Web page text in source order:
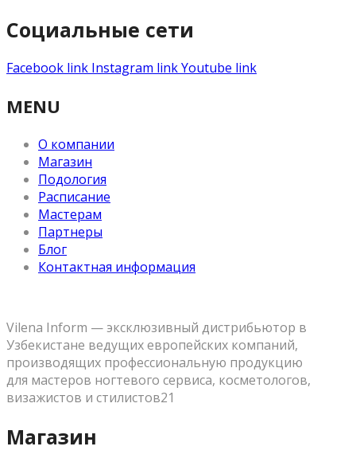
Социальные сети
Facebook link Instagram linkYoutube link
MENU
О компании
Магазин
Подология
Расписание
Мастерам
Партнеры
Блог
Контактная информация
Vilena Inform — эксклюзивный дистрибьютор в
Узбекистане ведущих европейских компаний,
производящих профессиональную продукцию
для мастеров ногтевого сервиса, косметологов,
визажистов и стилистов21
Магазин